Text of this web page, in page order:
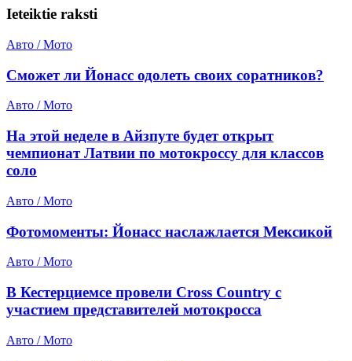
Ieteiktie raksti
Авто / Мото
Сможет ли Йонасс одолеть своих соратников?
Авто / Мото
На этой неделе в Айзпуте будет открыт
чемпионат Латвии по мотокроссу для классов
соло
Авто / Мото
Фотомоменты: Йонасс наслажлается Мексикой
Авто / Мото
В Кестерциемсе провели Cross Country с
участием представителей мотокросса
Авто / Мото